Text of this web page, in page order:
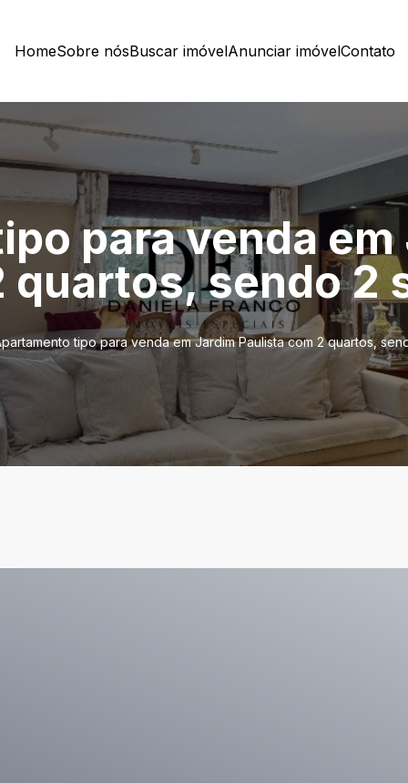
HomeSobre nósBuscar imóvelAnunciar imóvelContato
para venda em
quartos, sendo 2
tipo para venda em Jardim Paulista com 2 quartos,